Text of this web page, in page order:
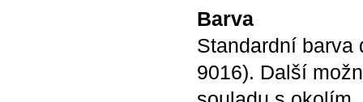
Barva
Standardní barva
9016). Další